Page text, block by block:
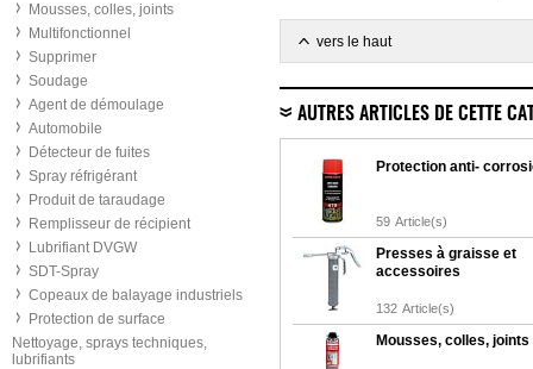
Mousses, colles, joints
Multifonctionnel
Supprimer
Soudage
Agent de démoulage
Automobile
Détecteur de fuites
Spray réfrigérant
Produit de taraudage
Remplisseur de récipient
Lubrifiant DVGW
SDT-Spray
Copeaux de balayage industriels
Protection de surface
Nettoyage, sprays techniques,
lubrifiants
vers le haut
AUTRES ARTICLES DE CETTE
Protection anti-
59 Article(s)
Presses à graisse et
accessoires
132 Article(s)
Mousses, colles, joints